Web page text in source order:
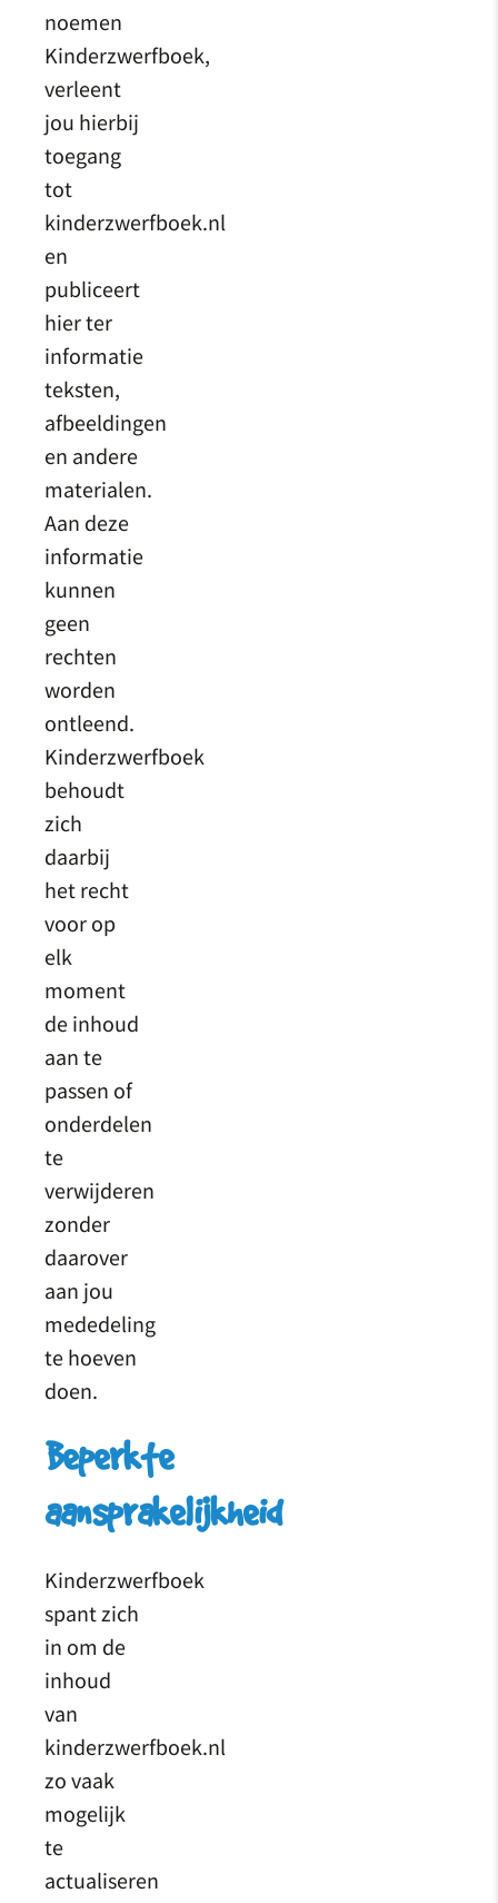
noemen
Kinderzwerfboek,
verleent
jou hierbij
toegang
tot
kinderzwerfboek.nl
en
publiceert
hier ter
informatie
teksten,
afbeeldingen
en andere
materialen.
Aan deze
informatie
kunnen
geen
rechten
worden
ontleend.
Kinderzwerfboek
behoudt
zich
daarbij
het recht
voor op
elk
moment
de inhoud
aan te
passen of
onderdelen
te
verwijderen
zonder
daarover
aan jou
mededeling
te hoeven
doen.
Beperkte
aansprakelijkheid
Kinderzwerfboek
spant zich
in om de
inhoud
van
kinderzwerfboek.nl
zo vaak
mogelijk
te
actualiseren